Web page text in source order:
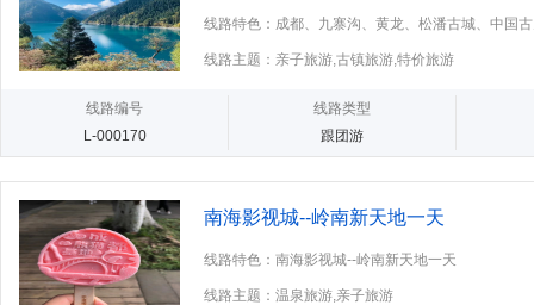
线路特色：成都、九寨沟、黄龙、松潘古城、中国
线路主题：亲子旅游,古镇旅游,特价旅游
线路编号
L-000170
线路类型
跟团游
南海影视城--岭南新天地一天
线路特色：南海影视城--岭南新天地一天
线路主题：温泉旅游,亲子旅游